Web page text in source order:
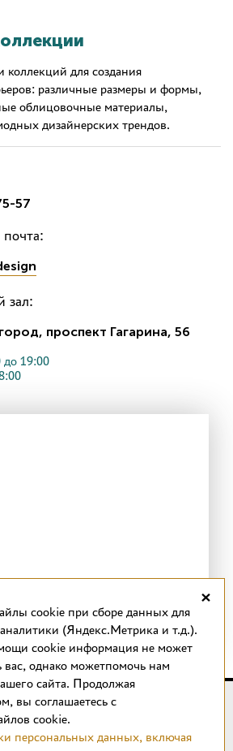
для создания
различные размеры и формы,
облицовочные материалы,
дизайнерских трендов.
57
зал:
проспект Гагарина, 56
19:00
– 2026 КОТТО design
плитки, светильников, напольных
и сантехники.
×
cookie при сборе данных для
(Яндекс.Метрика и т.д.).
cookie информация не может
вас, однако можетпомочь нам
сайта. Продолжая
вы соглашаетесь с
cookie.
персональных данных, включая